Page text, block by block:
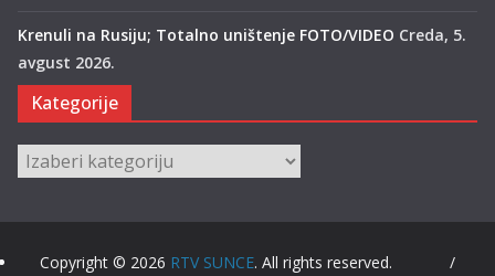
Krenuli na Rusiju; Totalno uništenje FOTO/VIDEO Creda, 5.
avgust 2026.
Kategorije
Kategorije
Copyright © 2026 RTV SUNCE. All rights reserved. /